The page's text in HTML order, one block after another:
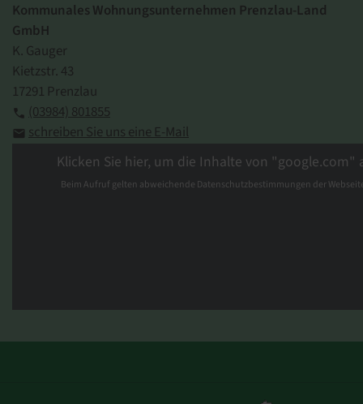
Kommunales Wohnungsunternehmen Prenzlau-Land
GmbH
K. Gauger
Kietzstr. 43
17291 Prenzlau
 (03984) 801855
 schreiben Sie uns eine E-Mail
Klicken Sie hier, um die Inhalte von "google.com"
Beim Aufruf gelten abweichende Datenschutzbestimmungen der